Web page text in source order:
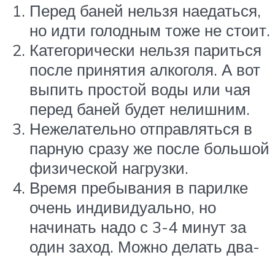
Перед баней нельзя наедаться,
но идти голодным тоже не стоит.
Категорически нельзя париться
после принятия алкоголя. А вот
выпить простой воды или чая
перед баней будет нелишним.
Нежелательно отправляться в
парную сразу же после большой
физической нагрузки.
Время пребывания в парилке
очень индивидуально, но
начинать надо с 3-4 минут за
один заход. Можно делать два-